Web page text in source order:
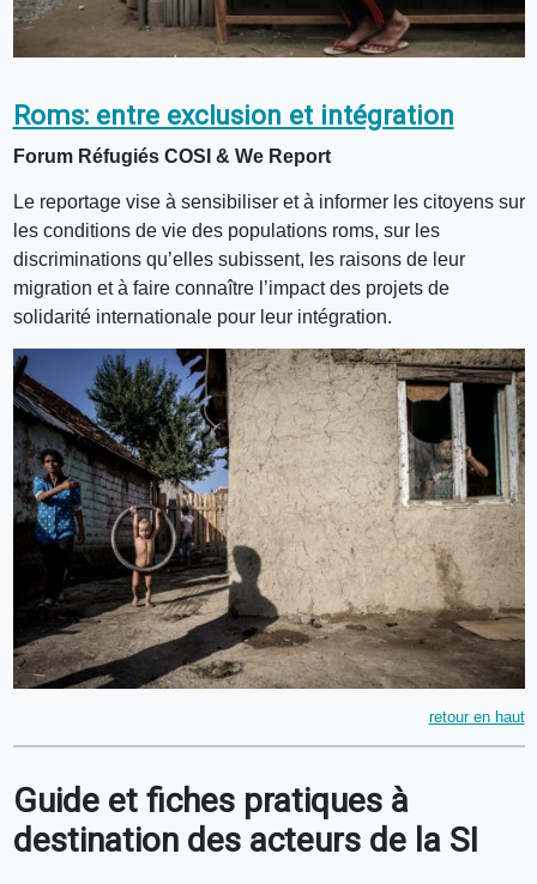
Roms: entre exclusion et intégration
Forum Réfugiés COSI & We Report
Le reportage vise à sensibiliser et à informer les citoyens sur
les conditions de vie des populations roms, sur les
discriminations qu’elles subissent, les raisons de leur
migration et à faire connaître l’impact des projets de
solidarité internationale pour leur intégration.
retour en haut
Guide et fiches pratiques à
destination des acteurs de la SI